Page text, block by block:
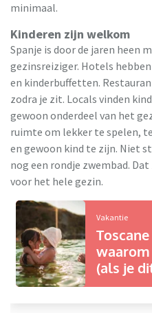
minimaal.
Kinderen zijn welkom
Spanje is door de jaren heen
gezinsreiziger. Hotels
en kinderbuffetten.
zodra je zit. Locals vinden
gewoon onderdeel van het
ruimte om lekker te spelen,
en gewoon kind te zijn. Niet
nog een rondje zwembad.
voor het hele gezin.
Vakantie
(als je